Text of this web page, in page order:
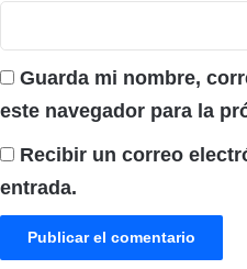
Guarda mi nombre,
este navegador para la
Recibir un correo
entrada.